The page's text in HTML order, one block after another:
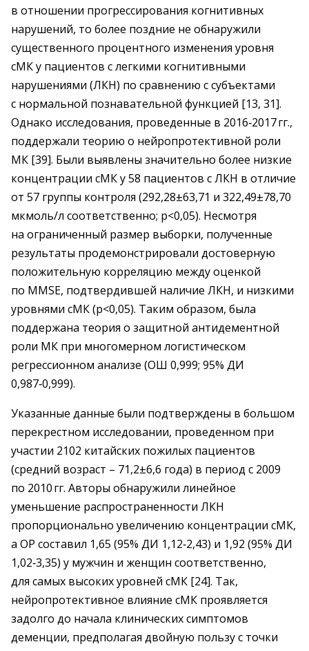
в отношении прогрессирования когнитивных
нарушений, то более поздние не обнаружили
существенного процентного изменения уровня
сМК у пациентов с легкими когнитивными
нарушениями (ЛКН) по сравнению с субъектами
с нормальной познавательной функцией [13, 31].
Однако исследования, проведенные в 2016‑2017 гг.,
поддержали теорию о нейропротективной роли
МК [39]. Были выявлены значительно более низкие
концентрации сМК у 58 пациентов с ЛКН в отличие
от 57 группы контроля (292,28±63,71 и 322,49±78,70
мкмоль/л соответственно; р<0,05). Несмотря
на ограниченный размер выборки, полученные
результаты продемонстрировали достоверную
положительную корреляцию между оценкой
по MMSE, подтвердившей наличие ЛКН, и низкими
уровнями сМК (р<0,05). Таким образом, была
поддержана теория о защитной антидементной
роли МК при многомерном логистическом
регрессионном анализе (ОШ 0,999; 95% ДИ
0,987‑0,999).
Указанные данные были подтверждены в большом
перекрестном исследовании, проведенном при
участии 2102 китайских пожилых пациентов
(средний возраст – ​71,2±6,6 года) в период с 2009
по 2010 гг. Авторы обнаружили линейное
уменьшение распространенности ЛКН
пропорционально увеличению концентрации сМК,
а ОР составил 1,65 (95% ДИ 1,12‑2,43) и 1,92 (95% ДИ
1,02‑3,35) у мужчин и женщин соответственно,
для самых высоких уровней сМК [24]. Так,
нейропротективное влияние сМК проявляется
задолго до начала клинических симптомов
деменции, предполагая двойную пользу с точки